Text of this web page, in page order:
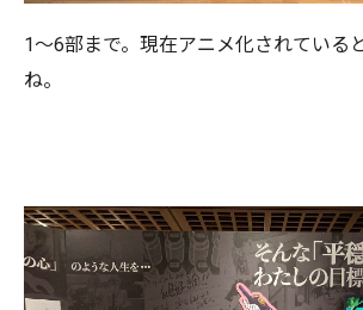
1～6部まで。現在アニメ化されている
ね。